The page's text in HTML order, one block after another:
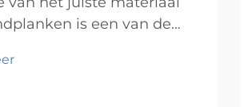
is een van de
bij elk opberg- of